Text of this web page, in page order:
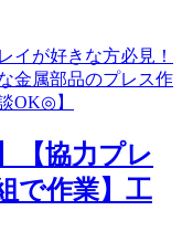
【協力プレ
で作業】工